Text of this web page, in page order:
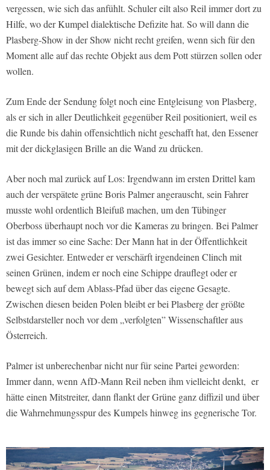
vergessen, wie sich das anfühlt. Schuler eilt also Reil immer dort zu
Hilfe, wo der Kumpel dialektische Defizite hat. So will dann die
Plasberg-Show in der Show nicht recht greifen, wenn sich für den
Moment alle auf das rechte Objekt aus dem Pott stürzen sollen oder
wollen.
Zum Ende der Sendung folgt noch eine Entgleisung von Plasberg,
als er sich in aller Deutlichkeit gegenüber Reil positioniert, weil es
die Runde bis dahin offensichtlich nicht geschafft hat, den Essener
mit der dickglasigen Brille an die Wand zu drücken.
Aber noch mal zurück auf Los: Irgendwann im ersten Drittel kam
auch der verspätete grüne Boris Palmer angerauscht, sein Fahrer
musste wohl ordentlich Bleifuß machen, um den Tübinger
Oberboss überhaupt noch vor die Kameras zu bringen. Bei Palmer
ist das immer so eine Sache: Der Mann hat in der Öffentlichkeit
zwei Gesichter. Entweder er verschärft irgendeinen Clinch mit
seinen Grünen, indem er noch eine Schippe drauflegt oder er
bewegt sich auf dem Ablass-Pfad über das eigene Gesagte.
Zwischen diesen beiden Polen bleibt er bei Plasberg der größte
Selbstdarsteller noch vor dem „verfolgten” Wissenschaftler aus
Österreich.
Palmer ist unberechenbar nicht nur für seine Partei geworden:
Immer dann, wenn AfD-Mann Reil neben ihm vielleicht denkt, er
hätte einen Mitstreiter, dann flankt der Grüne ganz diffizil und über
die Wahrnehmungsspur des Kumpels hinweg ins gegnerische Tor.